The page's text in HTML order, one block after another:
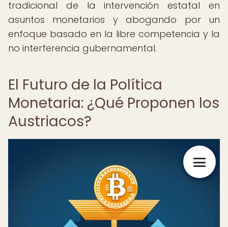
tradicional de la intervención estatal en
asuntos monetarios y abogando por un
enfoque basado en la libre competencia y la
no interferencia gubernamental.
El Futuro de la Política
Monetaria: ¿Qué Proponen los
Austriacos?